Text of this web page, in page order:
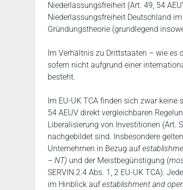
Niederlassungsfreiheit (Art. 49, 54
Niederlassungsfreiheit Deutschland
Gründungstheorie (grundlegend
Im Verhältnis zu Drittstaaten – wie es
sofern nicht aufgrund einer
besteht.
Im EU-UK TCA finden sich zwar
54 AEUV direkt vergleichbaren
Liberalisierung von Investitionen (Art.
nachgebildet sind. Insbesondere
Unternehmen in Bezug auf
– NT) und der Meistbegünstigung (
SERVIN.2.4 Abs. 1, 2 EU-UK TCA).
im Hinblick aufestablishment and